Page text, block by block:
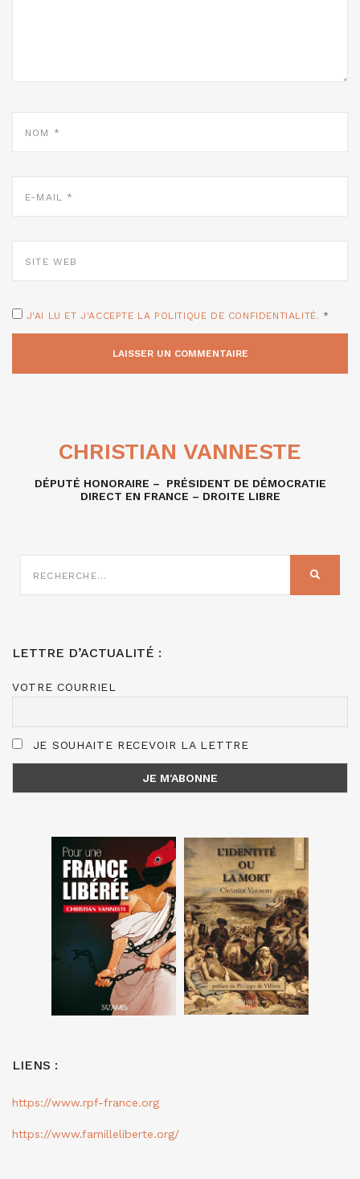
MAIL
WEB
J'AI LU ET J'ACCEPTE LA POLITIQUE DE CONFIDENTIALITÉ. *
CHRISTIAN VANNESTE
DÉPUTÉ HONORAIRE – PRÉSIDENT DE DÉMOCRATIE
DIRECT EN FRANCE – DROITE LIBRE
SUR
LETTRE D’ACTUALITÉ :
VOTRE COURRIEL
JE SOUHAITE RECEVOIR LA LETTRE
LIENS :
https://www.rpf-france.org
https://www.familleliberte.org/